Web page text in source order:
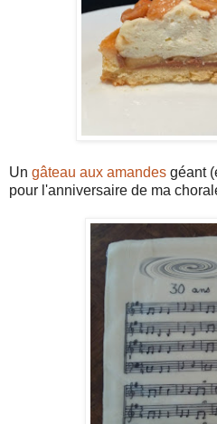
Un gâteau aux amandes géant
pour l'anniversaire de ma